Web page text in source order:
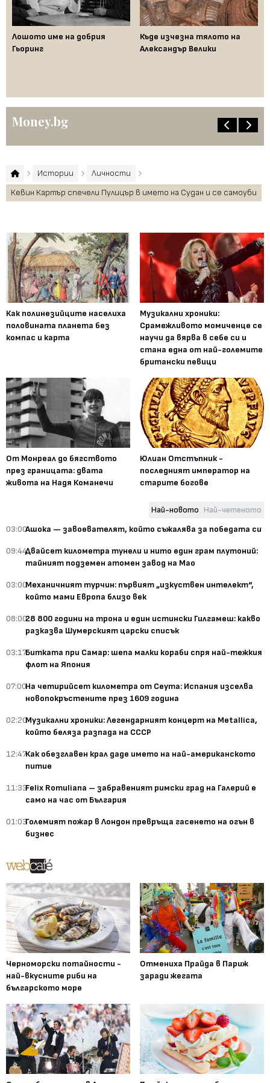
Лошото име на добрия
Гьоринг
Къде изчезна тялото на
Александър Велики
Money.bg
Истории
Личности
Кевин Картър спечели Пулицър в името на Судан и се самоуби
Как полинезийците населиха
половината планета без
компас и карта
Музикални хроники:
Срамежливото момиченце се
научи да вярва в себе си и
стана една от най-големите
британски певици
От Монреал до бягството
през границата: двата
живота на Надя Команечи
Юлиан Отстъпник -
последният император на
старите богове
Най-новото Най-четеното
03:00Ашока — завоевателят, който съжалява за победата си
09:44Двайсет километра тунели и нито един грам плутоний:
тайният подземен атомен завод на Мао
03:00Механичният турчин: първият „изкуствен интелект“,
който мами Европа близо век
08:0028 800 години на трона и един истински Гилгамеш: какво
разказва Шумерският царски списък
03:17Битката при Самар: шепа малки кораби спря най-тежкия
флот на Япония
07:00На четирийсет километра от Сеута: Испания изселва
новопокръстените през 1609 година
02:20Музикални хроники: Легендарният концерт на Metallica,
който беляза разпада на СССР
12:47Как обезглавен крал даде името на най-американското
питие
11:33Felix Romuliana – забравеният римски град на Галерий е
само на час от България
01:03Големият пожар в Лондон превръща гасенето на огън в
бизнес
Черноморски потайности -
най-вкусните риби на
българското море
Отмениха Прайда в Париж
заради жегата